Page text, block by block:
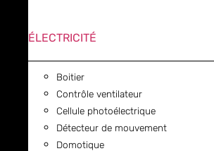
ÉLECTRICITÉ
Boitier
Contrôle ventilateur
Cellule photoélectrique
Détecteur de mouvement
Domotique